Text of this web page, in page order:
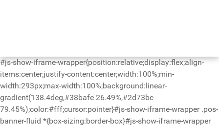
#js-show-iframe-wrapper{position:relative;display:flex;align-
items:center;justify-content:center;width:100%;min-
width:293px;max-width:100%;background:linear-
gradient(138.4deg,#38bafe 26.49%,#2d73bc
79.45%);color:#fff;cursor:pointer}#js-show-iframe-wrapper .pos-
banner-fluid *{box-sizing:border-box}#js-show-iframe-wrapper